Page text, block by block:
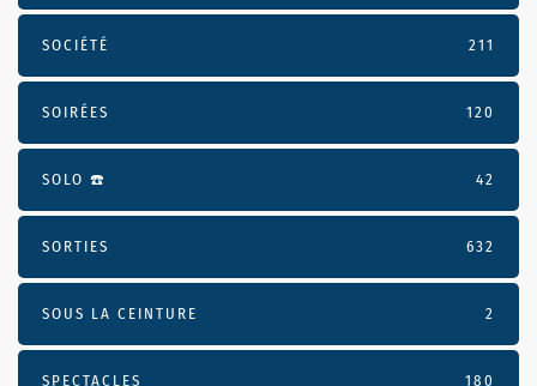
SOCIÉTÉ 211
SOIRÉES 120
SOLO ☎️ 42
SORTIES 632
SOUS LA CEINTURE 2
SPECTACLES 180